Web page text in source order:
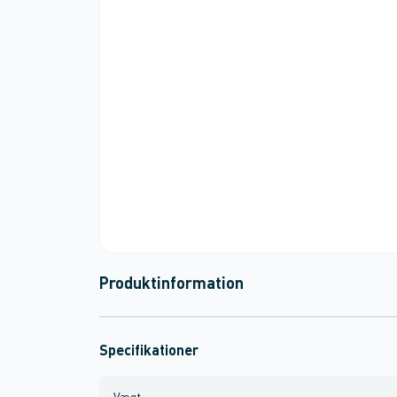
Produktinformation
Specifikationer